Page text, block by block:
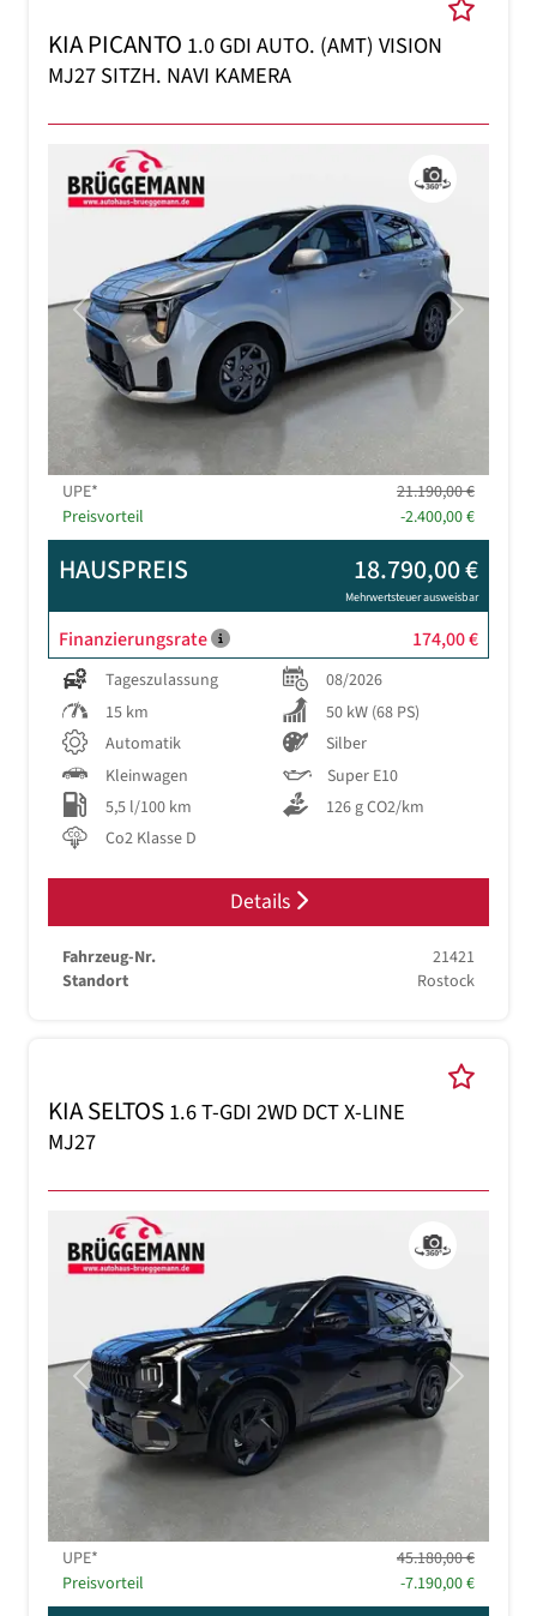
KIA PICANTO 1.0 GDI AUTO. (AMT) VISION
MJ27 SITZH. NAVI KAMERA
Previous Next
UPE*
21.190,00 €
Preisvorteil
-2.400,00 €
HAUSPREIS 18.790,00 €
Mehrwertsteuer ausweisbar
Finanzierungsrate 174,00 €
Tageszulassung
08/2026
15 km
50 kW (68 PS)
Automatik
Silber
Kleinwagen
Super E10
5,5 l/100 km
126 g CO2/km
Co2 Klasse D
Details
Fahrzeug-Nr.
21421
Standort
Rostock
KIA SELTOS1.6 T-GDI 2WD DCT X-LINE
MJ27
Previous Next
UPE*
45.180,00 €
Preisvorteil
-7.190,00 €